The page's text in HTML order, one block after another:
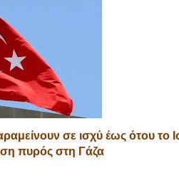
σε ισχύ έως ότου το
πυρός στη Γάζα